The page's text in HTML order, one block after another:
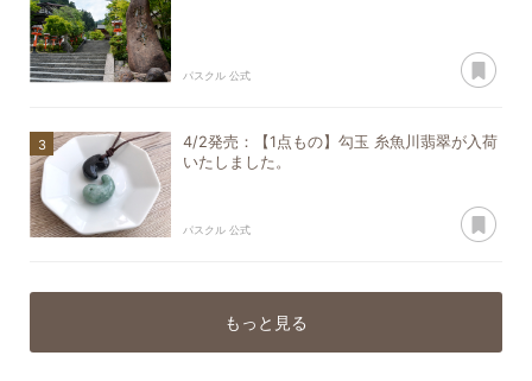
パスクル 公式
4/2発売：【1点もの】勾玉 糸魚川翡翠が入荷
いたしました。
パスクル 公式
もっと見る